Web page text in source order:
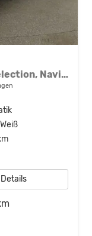
2.0 TDI 110 kW Selection DSG Selection, Navi, AHK, el. Klappe, 5-J Garantie
Details